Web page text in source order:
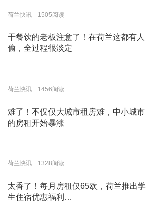
荷兰快讯 1505阅读
干餐饮的老板注意了！在荷兰这都有人
偷，全过程很淡定
荷兰快讯 1456阅读
难了！不仅仅大城市租房难，中小城市
的房租开始暴涨
荷兰快讯 1328阅读
太香了！每月房租仅65欧，荷兰推出学
生住宿优惠福利…